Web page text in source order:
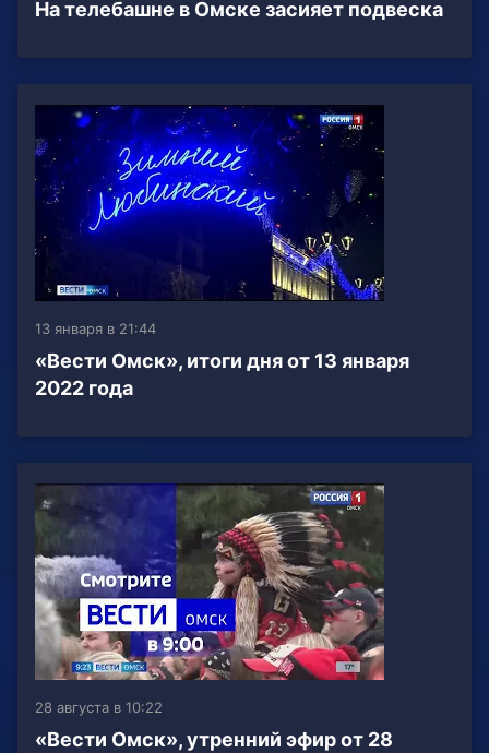
На телебашне в Омске засияет подвеска
13 января в 21:44
«Вести Омск», итоги дня от 13 января
2022 года
28 августа в 10:22
«Вести Омск», утренний эфир от 28